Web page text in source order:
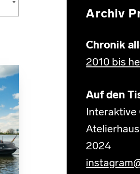
Archiv
Chronik
2010 bis
Auf den
Interaktive
2024